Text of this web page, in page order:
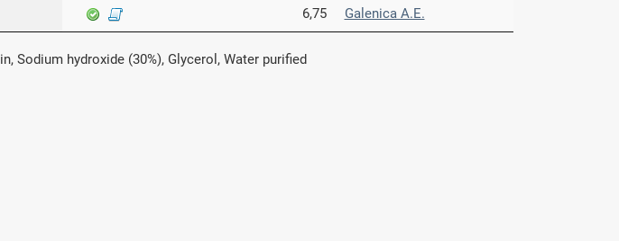
6,75 Galenica A.Ε.
Sodium hydroxide (30%), Glycerol, Water purified